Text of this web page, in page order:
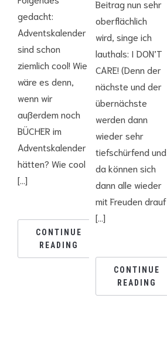
gedacht:
Adventskalender
sind schon
ziemlich cool! Wie
wäre es denn,
wenn wir
außerdem noch
BÜCHER im
Adventskalender
hätten? Wie cool
[…]
CONTINUE
READING
Beitrag nun sehr
oberflächlich
wird, singe ich
lauthals: I DON’T
CARE! (Denn der
nächste und der
übernächste
werden dann
wieder sehr
tiefschürfend und
da können sich
dann alle wieder
mit Freuden drauf
[…]
CONTINUE
READING